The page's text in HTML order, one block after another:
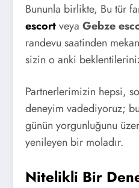
Bununla birlikte, Bu tür
escortveya Gebze
randevu saatinden
sizin o anki
Partnerlerimizin hepsi,
deneyim vadediyoruz;
günün yorgunluğunu
yenileyen bir moladır.
Nitelikli Bir